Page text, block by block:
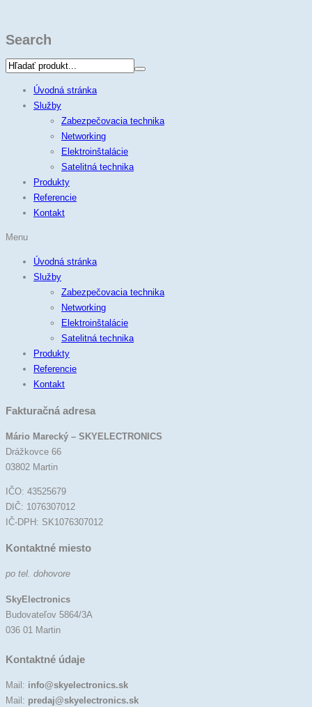
Search
Úvodná stránka
Služby
Zabezpečovacia technika
Networking
Elektroinštalácie
Satelitná technika
Produkty
Referencie
Kontakt
Menu
Úvodná stránka
Služby
Zabezpečovacia technika
Networking
Elektroinštalácie
Satelitná technika
Produkty
Referencie
Kontakt
Fakturačná adresa
Mário Marecký – SKYELECTRONICS
Drážkovce 66
03802 Martin
IČO: 43525679
DIČ: 1076307012
IČ-DPH: SK1076307012
Kontaktné miesto
po tel. dohovore
SkyElectronics
Budovateľov 5864/3A
036 01 Martin
Kontaktné údaje
Mail: info@skyelectronics.sk
Mail: predaj@skyelectronics.sk